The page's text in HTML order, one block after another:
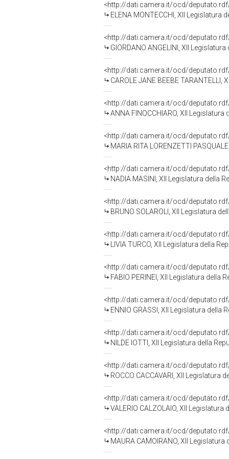
<http://dati.camera.it/ocd/
ELENA MONTECCHI, XII Legislatura
<http://dati.camera.it/ocd/
GIORDANO ANGELINI, XII
<http://dati.camera.it/ocd/
CAROLE JANE BEEBE
<http://dati.camera.it/ocd/
ANNA FINOCCHIARO, XII Legislatura
<http://dati.camera.it/ocd/
MARIA RITA LORENZETTI
<http://dati.camera.it/ocd/
NADIA MASINI, XII Legislatura della
<http://dati.camera.it/ocd/
BRUNO SOLAROLI, XII Legislatura
<http://dati.camera.it/ocd/
LIVIA TURCO, XII Legislatura della
<http://dati.camera.it/ocd/
FABIO PERINEI, XII Legislatura della
<http://dati.camera.it/ocd/
ENNIO GRASSI, XII Legislatura della
<http://dati.camera.it/ocd/
NILDE IOTTI, XII Legislatura della
<http://dati.camera.it/ocd/
ROCCO CACCAVARI, XII Legislatura
<http://dati.camera.it/ocd/
VALERIO CALZOLAIO, XII Legislatura
<http://dati.camera.it/ocd/
MAURA CAMOIRANO, XII Legislatura